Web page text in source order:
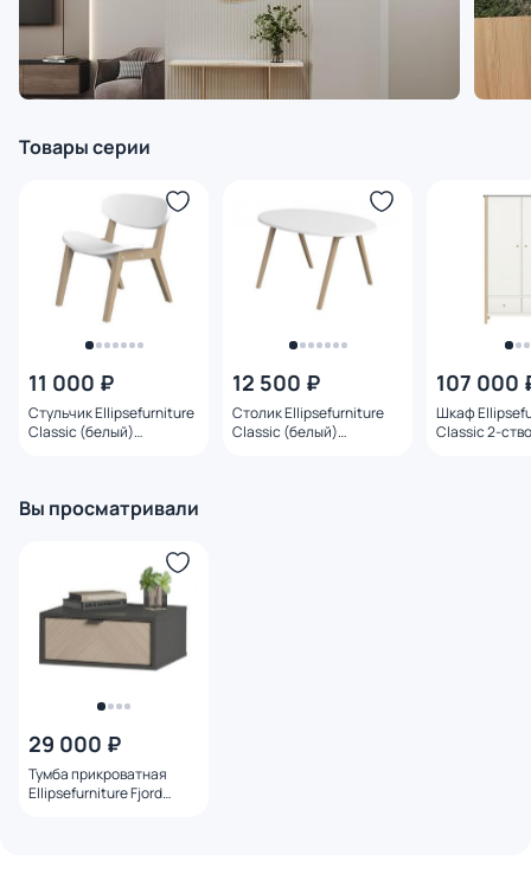
Товары серии
11 000 ₽
Стульчик Ellipsefurniture
Classic (белый)
12 500 ₽
Столик Ellipsefurniture
Classic (белый)
107 000
Шкаф
Classic 2-
Вы просматривали
29 000 ₽
Тумба прикроватная
Ellipsefurniture Fjord